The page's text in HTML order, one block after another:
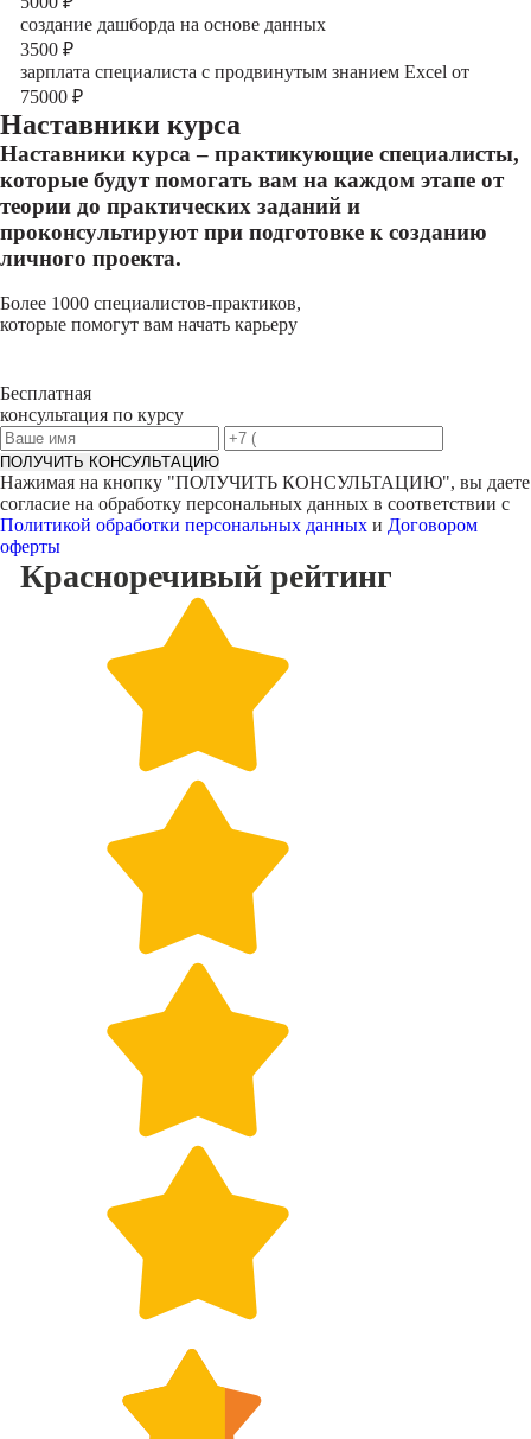
создание дашборда на основе данных
3500 ₽
зарплата специалиста с продвинутым знанием Excel от
75000 ₽
Наставники курса
Наставники курса – практикующие специалисты,
которые будут помогать вам на каждом этапе от
теории до практических заданий и
проконсультируют при подготовке к созданию
личного проекта.
Более 1000 специалистов-практиков,
которые помогут вам начать карьеру
Бесплатная
консультация по курсу
ПОЛУЧИТЬ КОНСУЛЬТАЦИЮ
Нажимая на кнопку "ПОЛУЧИТЬ КОНСУЛЬТАЦИЮ", вы даете
согласие на обработку персональных данных в соответствии с
Политикой обработки персональных данных и Договором
оферты
Красноречивый рейтинг